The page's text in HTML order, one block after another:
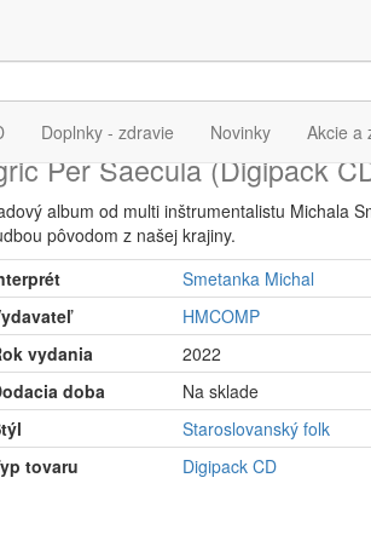
Doplnky - zdravie Novinky Akcie a
Michal
Per Saecula (Digipack
album od multi inštrumentalistu Michala
pôvodom z našej krajiny.
Smetanka Michal
HMCOMP
vydania
2022
doba
Na sklade
Staroslovanský folk
tovaru
Digipack CD